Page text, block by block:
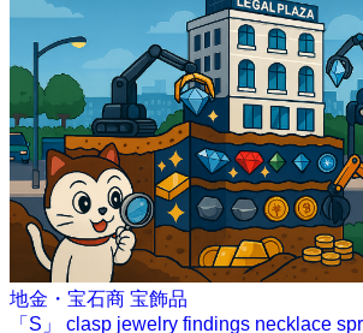
地金・宝石商 宝飾品
「S」 clasp jewelry findings necklace